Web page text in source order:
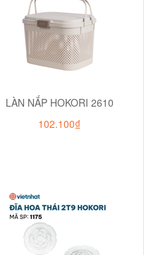
LÀN NẮP HOKORI 2610
102.100₫